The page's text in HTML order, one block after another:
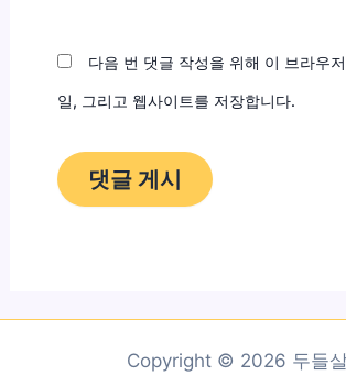
다음 번 댓글 작성을 위해 이 브라우
일, 그리고 웹사이트를 저장합니다.
Copyright © 2026 두들